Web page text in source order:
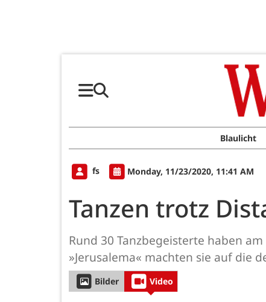
Blaulicht
fs Monday, 11/23/2020, 11:41 AM
Tanzen trotz
Rund 30 Tanzbegeisterte haben
»Jerusalema« machten sie auf die
Bilder Video